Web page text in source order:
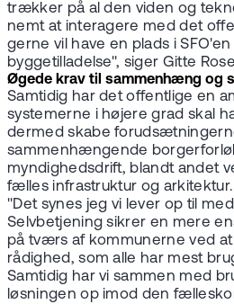
trækker på al den viden og
nemt at interagere med det
gerne vil have en plads i
byggetilladelse", siger Gitte
Øgede krav til sammenhæng og
Samtidig har det offentlige en
systemerne i højere grad skal
dermed skabe
sammenhængende
myndighedsdrift, blandt andet
fælles infrastruktur og arkitektur.
"Det synes jeg vi lever op til
Selvbetjening sikrer en mere
på tværs af kommunerne ved
rådighed, som alle har mest
Samtidig har vi sammen med
løsningen op imod den